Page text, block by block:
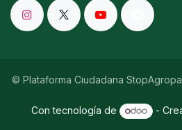
© Plataforma Ciudadana
Con tecnología de -